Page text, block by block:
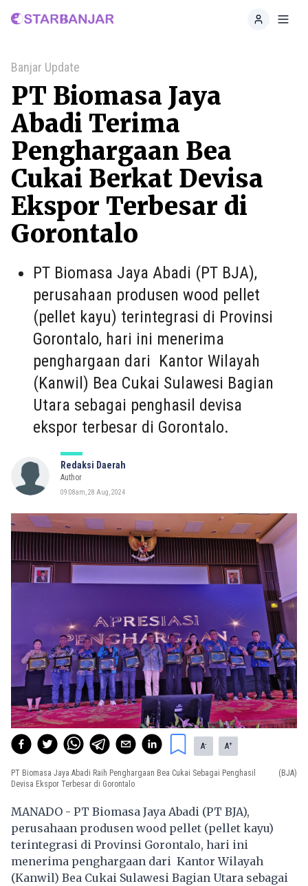
Home
Banjar Update
PT Biomasa Jaya
Abadi Terima
Penghargaan Bea
Cukai Berkat Devisa
Ekspor Terbesar di
Gorontalo
PT Biomasa Jaya Abadi (PT BJA),
perusahaan produsen wood pellet
(pellet kayu) terintegrasi di Provinsi
Gorontalo, hari ini menerima
penghargaan dari Kantor Wilayah
(Kanwil) Bea Cukai Sulawesi Bagian
Utara sebagai penghasil devisa
ekspor terbesar di Gorontalo.
Redaksi Daerah
Author
09:08am, 28 Aug, 2024
A- A+
PT Biomasa Jaya Abadi Raih Penghargaan Bea Cukai Sebagai Penghasil
Devisa Ekspor Terbesar di Gorontalo
(BJA)
MANADO - PT Biomasa Jaya Abadi (PT BJA),
perusahaan produsen wood pellet (pellet kayu)
terintegrasi di Provinsi Gorontalo, hari ini
menerima penghargaan dari Kantor Wilayah
(Kanwil) Bea Cukai Sulawesi Bagian Utara sebagai